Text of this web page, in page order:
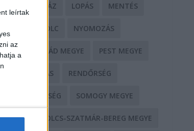
leírtak
az
a
KÓRHÁZ LOPÁS MENTÉS
MISKOLC NYOMOZÁS
NÓGRÁD MEGYE PEST MEGYE
RABLÁS RENDŐRSÉG
SEGÍTSÉG SOMOGY MEGYE
SZABOLCS-SZATMÁR-BEREG MEGYE